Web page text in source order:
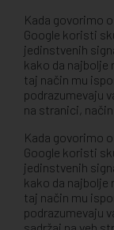
Kada govorimo
Google koristi
jedinstvenih
kako da najbolje
taj način mu
podrazumevaju
na stranici,
Kada govorimo
Google koristi
jedinstvenih
kako da najbolje
taj način mu
podrazumevaju
sadržaj na veb